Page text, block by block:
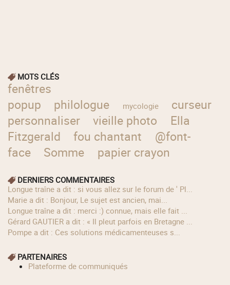
MOTS CLÉS
fenêtres
popup
philologue mycologie
curseur
personnaliser
vieille photo
Ella
Fitzgerald
fou chantant
@font-
face
Somme papier crayon
DERNIERS COMMENTAIRES
longue traîne a dit : si vous allez sur le forum de ' Pl...
Marie a dit : Bonjour, Le sujet est ancien, mai...
longue traîne a dit : merci :) connue, mais elle fait ...
Gérard GAUTIER a dit : « Il pleut parfois en Bretagne ...
Pompe a dit : Ces solutions médicamenteuses s...
PARTENAIRES
Plateforme de communiqués